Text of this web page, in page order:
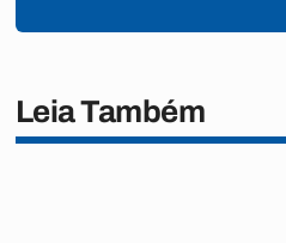
Leia Também